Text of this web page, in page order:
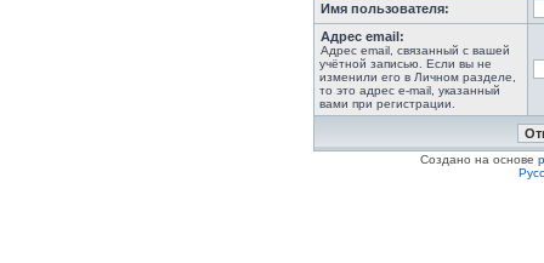
Имя пользователя:
Адрес email:
Адрес email, связанный с вашей
учётной записью. Если вы не
изменили его в Личном разделе,
то это адрес e-mail, указанный
вами при регистрации.
Создано на основе